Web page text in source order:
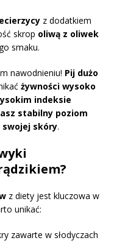
z dodatkiem
skrop oliwą z oliwek
smaku.
nawodnieniu! Pij dużo
żywności wysoko
indeksie
stabilny poziom
swojej skóry.
z diety jest kluczowa w
unikać:
zawarte w słodyczach